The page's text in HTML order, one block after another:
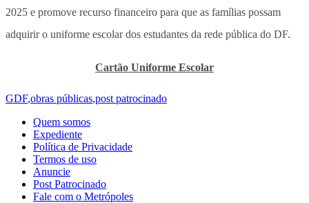
2025 e promove recurso financeiro para que as famílias possam
adquirir o uniforme escolar dos estudantes da rede pública do DF.
Cartão Uniforme Escolar
GDF,obras públicas,post patrocinado
Quem somos
Expediente
Política de Privacidade
Termos de uso
Anuncie
Post Patrocinado
Fale com o Metrópoles